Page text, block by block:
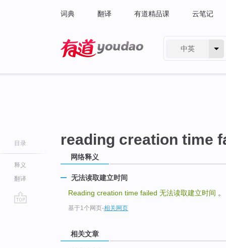
词典 翻译 有道精品课 云笔记
中英
目录
释义
翻译
reading creation time
网络释义
无法读取建立时间
Reading creation time failed 无法读取建立时间
基于1个网页-相关网页
相关文章